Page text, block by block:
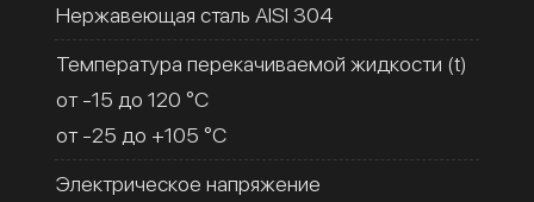
Нержавеющая сталь AISI 304
Температура перекачиваемой жидкости (t)
от -15 до 120 °C
от -25 до +105 °C
Электрическое напряжение